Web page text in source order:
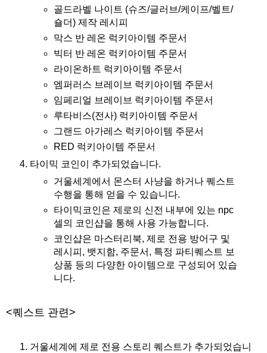
골드라벨 나이트 (슈즈/글러브/케이프/벨트/
숄더) 제작 레시피
막스 반 레온 럭키아이템 주문서
빅터 반 레온 럭키아이템 주문서
라이온하트 럭키아이템 주문서
엠퍼러스 브레이브 럭키아이템 주문서
임페리얼 브레이브 럭키아이템 주문서
루타비스(전사) 럭키아이템 주문서
그랜드 아가레스 럭키아이템 주문서
RED 럭키아이템 주문서
타이믹 코인이 추가되었습니다.
거울세계에서 몬스터 사냥을 하거나 퀘스트
수행을 통해 얻을 수 있습니다.
타이믹코인은 제로의 신전 내부에 있는 npc
셀의 코인샵을 통해 사용 가능합니다.
코인샵은 마스터리북, 제로 전용 방어구 및
레시피, 뱃지함, 주문서, 특정 파티퀘스트 보
상품 등의 다양한 아이템으로 구성되어 있습
니다.
<퀘스트 관련>
거울세계에 제로 전용 스토리 퀘스트가 추가되었습니